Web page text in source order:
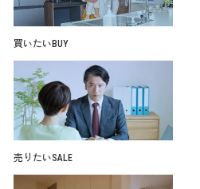
買いたい BUY
売りたいSALE